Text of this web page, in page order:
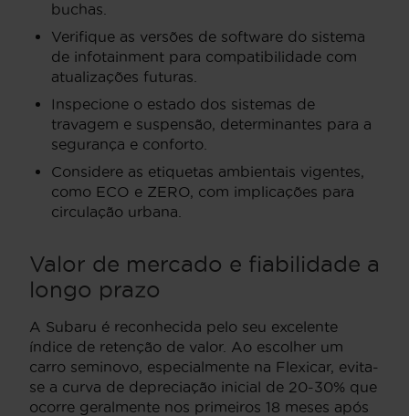
buchas.
Verifique as versões de software do sistema
de infotainment para compatibilidade com
atualizações futuras.
Inspecione o estado dos sistemas de
travagem e suspensão, determinantes para a
segurança e conforto.
Considere as etiquetas ambientais vigentes,
como ECO e ZERO, com implicações para
circulação urbana.
Valor de mercado e fiabilidade a
longo prazo
A Subaru é reconhecida pelo seu excelente
índice de retenção de valor. Ao escolher um
carro seminovo, especialmente na Flexicar, evita-
se a curva de depreciação inicial de 20-30% que
ocorre geralmente nos primeiros 18 meses após